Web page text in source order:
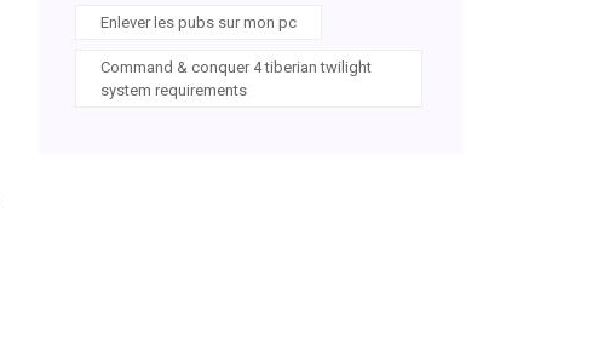
Enlever les pubs sur mon pc
Command & conquer 4 tiberian twilight
system requirements